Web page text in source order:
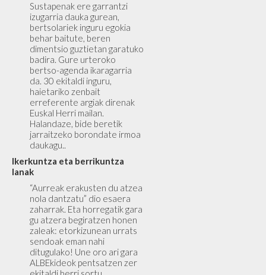
Sustapenak ere garrantzi
izugarria dauka gurean,
bertsolariek inguru egokia
behar baitute, beren
dimentsio guztietan garatuko
badira. Gure urteroko
bertso-agenda ikaragarria
da. 30 ekitaldi inguru,
haietariko zenbait
erreferente argiak direnak
Euskal Herri mailan.
Halandaze, bide beretik
jarraitzeko borondate irmoa
daukagu..
Ikerkuntza eta berrikuntza
lanak
“Aurreak erakusten du atzea
nola dantzatu” dio esaera
zaharrak. Eta horregatik gara
gu atzera begiratzen honen
zaleak: etorkizunean urrats
sendoak eman nahi
ditugulako! Une oro ari gara
ALBEkideok pentsatzen zer